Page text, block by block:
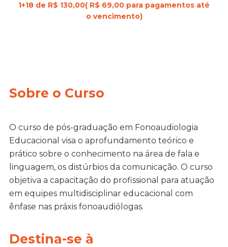
1+18 de R$ 130,00( R$ 69,00 para pagamentos até
o vencimento)
Sobre o Curso
O curso de pós-graduação em Fonoaudiologia
Educacional visa o aprofundamento teórico e
prático sobre o conhecimento na área de fala e
linguagem, os distúrbios da comunicação. O curso
objetiva a capacitação do profissional para atuação
em equipes multidisciplinar educacional com
ênfase nas práxis fonoaudiólogas.
Destina-se à